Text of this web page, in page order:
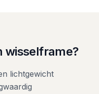
wisselframe?
lichtgewicht